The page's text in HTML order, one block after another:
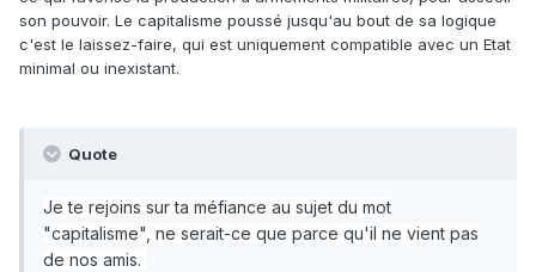
son pouvoir. Le capitalisme poussé jusqu'au bout de sa logique
c'est le laissez-faire, qui est uniquement compatible avec un Etat
minimal ou inexistant.
Quote
Je te rejoins sur ta méfiance au sujet du mot
"capitalisme", ne serait-ce que parce qu'il ne vient pas
de nos amis.